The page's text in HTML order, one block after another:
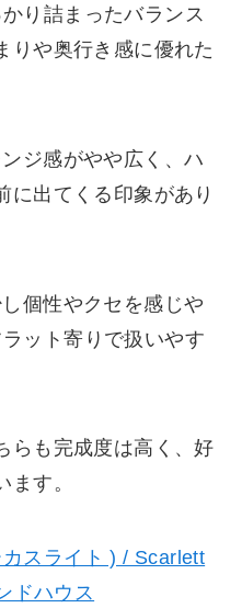
り詰まったバランス
りや奥行き感に優れた
ジ感がやや広く、ハ
に出てくる印象があり
個性やクセを感じや
ット寄りで扱いやす
らも完成度は高く、好
す。